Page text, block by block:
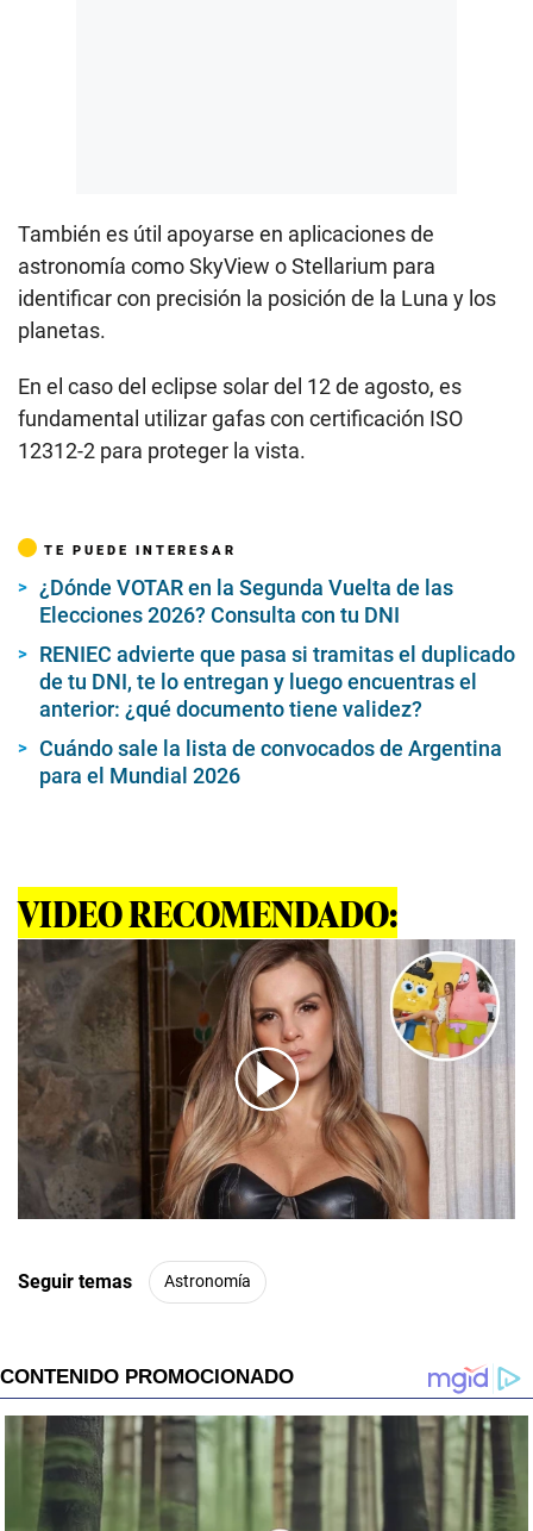
También es útil apoyarse en aplicaciones de
astronomía como SkyView o Stellarium para
identificar con precisión la posición de la Luna y los
planetas.
En el caso del eclipse solar del 12 de agosto, es
fundamental utilizar gafas con certificación ISO
12312-2 para proteger la vista.
TE PUEDE INTERESAR
¿Dónde VOTAR en la Segunda Vuelta de las
Elecciones 2026? Consulta con tu DNI
RENIEC advierte que pasa si tramitas el duplicado
de tu DNI, te lo entregan y luego encuentras el
anterior: ¿qué documento tiene validez?
Cuándo sale la lista de convocados de Argentina
para el Mundial 2026
VIDEO RECOMENDADO:
00:00 01:00
Seguir temas Astronomía